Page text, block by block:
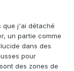
que j'ai détaché
un partie comme
dans des
pour
des zones de